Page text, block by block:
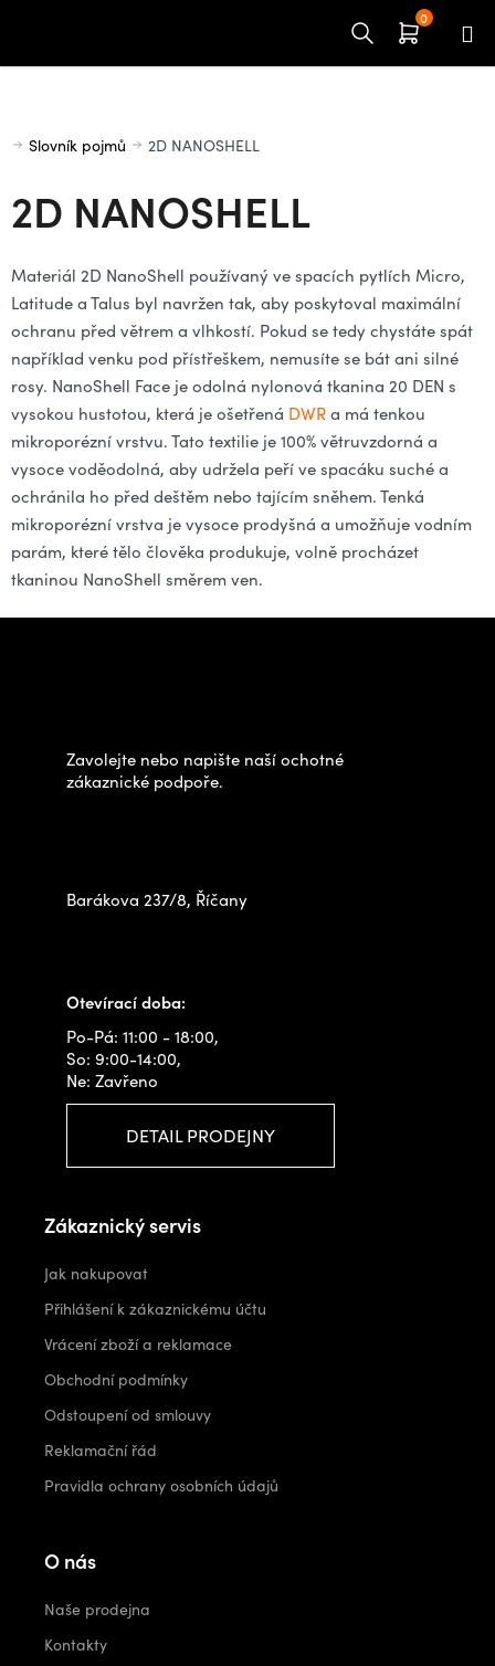
Domů
Slovník pojmů 2D NANOSHELL
2D NANOSHELL
Materiál 2D NanoShell používaný ve spacích pytlích Micro,
Latitude a Talus byl navržen tak, aby poskytoval maximální
ochranu před větrem a vlhkostí. Pokud se tedy chystáte spát
například venku pod přístřeškem, nemusíte se bát ani silné
rosy. NanoShell Face je odolná nylonová tkanina 20 DEN s
vysokou hustotou, která je ošetřená DWR a má tenkou
mikroporézní vrstvu. Tato textilie je 100% větruvzdorná a
vysoce voděodolná, aby udržela peří ve spacáku suché a
ochránila ho před deštěm nebo tajícím sněhem. Tenká
mikroporézní vrstva je vysoce prodyšná a umožňuje vodním
parám, které tělo člověka produkuje, volně procházet
tkaninou NanoShell směrem ven.
Zavolejte nebo napište naší ochotné
zákaznické podpoře.
Barákova 237/8, Říčany
Otevírací doba:
Po-Pá: 11:00 - 18:00,
So: 9:00-14:00,
Ne: Zavřeno
DETAIL PRODEJNY
Zákaznický servis
Jak nakupovat
Přihlášení k zákaznickému účtu
Vrácení zboží a reklamace
Obchodní podmínky
Odstoupení od smlouvy
Reklamační řád
Pravidla ochrany osobních údajů
O nás
Naše prodejna
Kontakty